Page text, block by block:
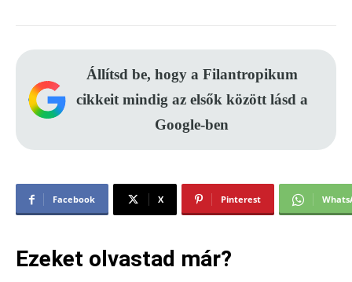
Állítsd be, hogy a Filantropikum
cikkeit mindig az elsők között lásd a
Google-ben
Facebook X Pinterest
Ezeket olvastad már?